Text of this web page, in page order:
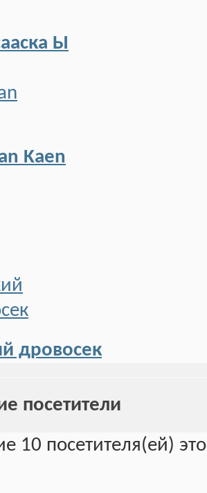
Ы
Kaen
дровосек
посетители
10 посетителя(ей)